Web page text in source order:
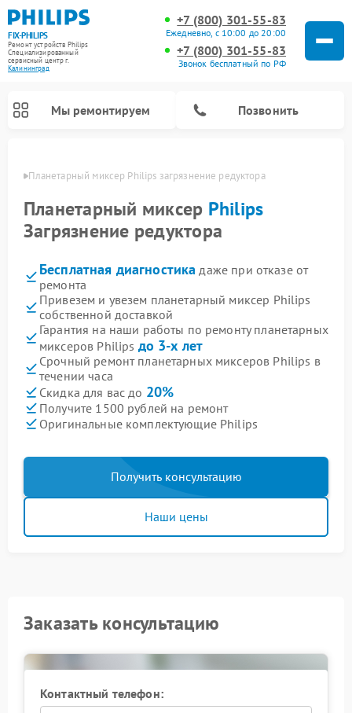
FIX-PHILIPS
Ремонт устройств Philips
Специализированный
cервисный центр г.
Калининград
+7 (800) 301-55-83
Ежедневно, с 10:00 до 20:00
+7 (800) 301-55-83
Звонок бесплатный по РФ
Мы ремонтируем Позвонить
Планетарный миксер Philips загрязнение редуктора
Планетарный миксер Philips
Загрязнение редуктора
Бесплатная диагностика даже при отказе от
ремонта
Привезем и увезем планетарный миксер Philips
собственной доставкой
Гарантия на наши работы по ремонту планетарных
миксеров Philips до 3-х лет
Срочный ремонт планетарных миксеров Philips в
течении часа
Скидка для вас до 20%
Получите 1500 рублей на ремонт
Оригинальные комплектующие Philips
Получить консультацию
Наши цены
Заказать консультацию
Контактный телефон: